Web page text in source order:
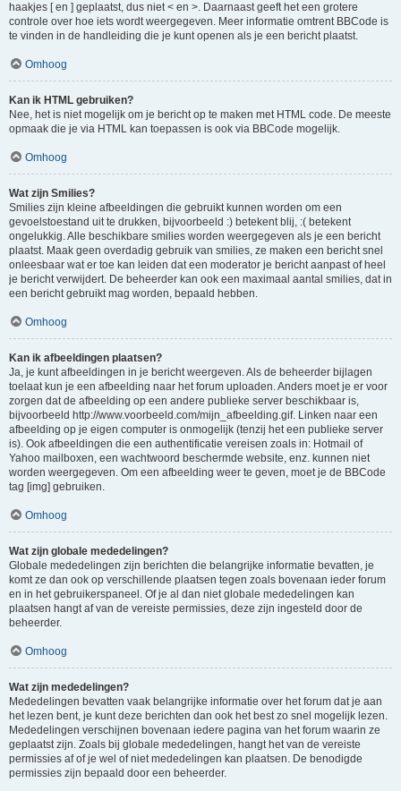
haakjes [ en ] geplaatst, dus niet < en >. Daarnaast geeft het een grotere
controle over hoe iets wordt weergegeven. Meer informatie omtrent BBCode is
te vinden in de handleiding die je kunt openen als je een bericht plaatst.
Omhoog
Kan ik HTML gebruiken?
Nee, het is niet mogelijk om je bericht op te maken met HTML code. De meeste
opmaak die je via HTML kan toepassen is ook via BBCode mogelijk.
Omhoog
Wat zijn Smilies?
Smilies zijn kleine afbeeldingen die gebruikt kunnen worden om een
gevoelstoestand uit te drukken, bijvoorbeeld :) betekent blij, :( betekent
ongelukkig. Alle beschikbare smilies worden weergegeven als je een bericht
plaatst. Maak geen overdadig gebruik van smilies, ze maken een bericht snel
onleesbaar wat er toe kan leiden dat een moderator je bericht aanpast of heel
je bericht verwijdert. De beheerder kan ook een maximaal aantal smilies, dat in
een bericht gebruikt mag worden, bepaald hebben.
Omhoog
Kan ik afbeeldingen plaatsen?
Ja, je kunt afbeeldingen in je bericht weergeven. Als de beheerder bijlagen
toelaat kun je een afbeelding naar het forum uploaden. Anders moet je er voor
zorgen dat de afbeelding op een andere publieke server beschikbaar is,
bijvoorbeeld http://www.voorbeeld.com/mijn_afbeelding.gif. Linken naar een
afbeelding op je eigen computer is onmogelijk (tenzij het een publieke server
is). Ook afbeeldingen die een authentificatie vereisen zoals in: Hotmail of
Yahoo mailboxen, een wachtwoord beschermde website, enz. kunnen niet
worden weergegeven. Om een afbeelding weer te geven, moet je de BBCode
tag [img] gebruiken.
Omhoog
Wat zijn globale mededelingen?
Globale mededelingen zijn berichten die belangrijke informatie bevatten, je
komt ze dan ook op verschillende plaatsen tegen zoals bovenaan ieder forum
en in het gebruikerspaneel. Of je al dan niet globale mededelingen kan
plaatsen hangt af van de vereiste permissies, deze zijn ingesteld door de
beheerder.
Omhoog
Wat zijn mededelingen?
Mededelingen bevatten vaak belangrijke informatie over het forum dat je aan
het lezen bent, je kunt deze berichten dan ook het best zo snel mogelijk lezen.
Mededelingen verschijnen bovenaan iedere pagina van het forum waarin ze
geplaatst zijn. Zoals bij globale mededelingen, hangt het van de vereiste
permissies af of je wel of niet mededelingen kan plaatsen. De benodigde
permissies zijn bepaald door een beheerder.